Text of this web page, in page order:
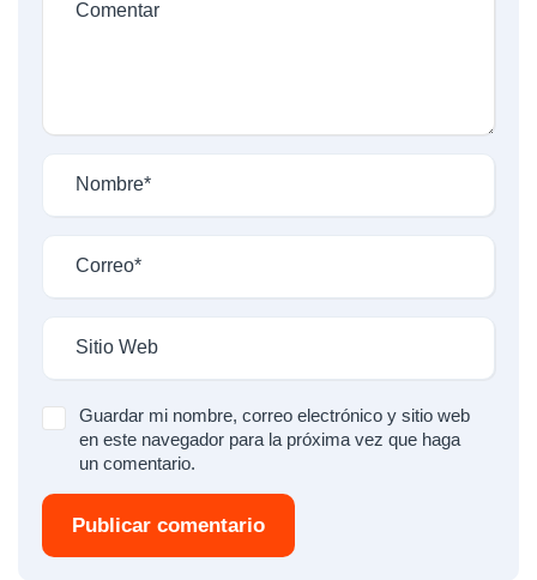
Guardar mi nombre, correo electrónico y sitio web
en este navegador para la próxima vez que haga
un comentario.
Publicar comentario